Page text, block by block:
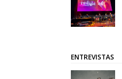
ENTREVISTAS